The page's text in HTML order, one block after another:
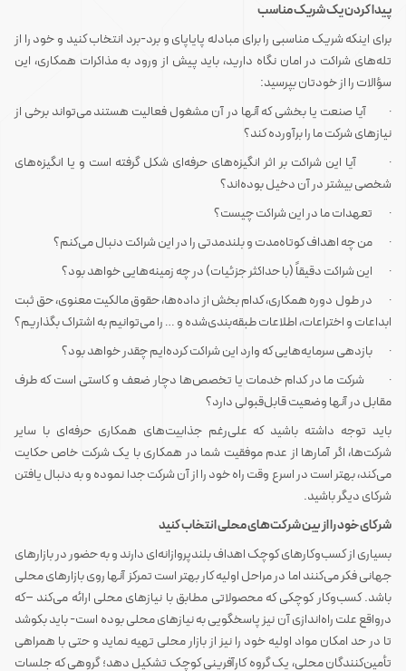
پیدا کردن یک شریک مناسب
برای اینکه شریک مناسبی را برای مبادله پایاپای و برد-برد انتخاب کنید و خود را از
تله‌های شراکت در امان نگاه دارید، باید پیش از ورود به مذاکرات همکاری، این
سؤالات را از خودتان بپرسید:
· آیا صنعت یا بخشی که آنها در آن مشغول فعالیت هستند می‌تواند برخی از
نیازهای شرکت ما را برآورده کند؟
· آیا این شراکت بر اثر انگیزه‌های حرفه‌ای شکل گرفته است و یا انگیزه‌های
شخصی بیشتر در آن دخیل بوده‌اند؟
· تعهدات ما در این شراکت چیست؟
· من چه اهداف کوتاه‌مدت و بلندمدتی را در این شراکت دنبال می‌کنم؟
· این شراکت دقیقاً (با حداکثر جزئیات) در چه زمینه‌هایی خواهد بود؟
· در طول دوره همکاری، کدام بخش از داده‌ها، حقوق مالکیت معنوی، حق ثبت
ابداعات و اختراعات، اطلاعات طبقه‌بندی‌شده و … را می‌توانیم به اشتراک بگذاریم؟
· بازدهی سرمایه‌هایی که وارد این شراکت کرده‌ایم چقدر خواهد بود؟
· شرکت ما در کدام خدمات یا تخصص‌ها دچار ضعف و کاستی است که طرف
مقابل در آنها وضعیت قابل‌قبولی دارد؟
باید توجه داشته باشید که علی‌رغم جذابیت‌های همکاری حرفه‌ای با سایر
شرکت‌ها، اگر آمارها از عدم موفقیت شما در همکاری با یک شرکت خاص حکایت
می‌کند، بهتر است در اسرع وقت راه خود را از آن شرکت جدا نموده و به دنبال یافتن
شرکای دیگر باشید.
شرکای خود را از بین شرکت‌های محلی انتخاب کنید
بسیاری از کسب‌وکارهای کوچک اهداف بلندپروازانه‌ای دارند و به حضور در بازارهای
جهانی فکر می‌کنند اما در مراحل اولیه کار بهتر است تمرکز آنها روی بازارهای محلی
باشد. کسب‌وکار کوچکی که محصولاتی مطابق با نیازهای محلی ارائه می‌کند –که
درواقع علت راه‌اندازی آن نیز پاسخگویی به نیازهای محلی بوده است- باید بکوشد
تا در حد امکان مواد اولیه خود را نیز از بازار محلی تهیه نماید و حتی با همراهی
تأمین‌کنندگان محلی، یک گروه کارآفرینی کوچک تشکیل دهد؛ گروهی که جلسات